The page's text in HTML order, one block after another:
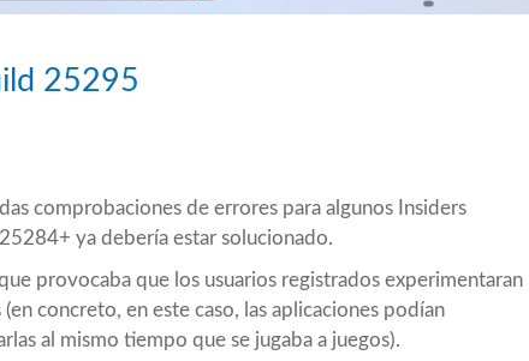
25295
comprobaciones de errores para algunos Insiders
ya debería estar solucionado.
provocaba que los usuarios registrados experimentaran
concreto, en este caso, las aplicaciones podían
al mismo tiempo que se jugaba a juegos).